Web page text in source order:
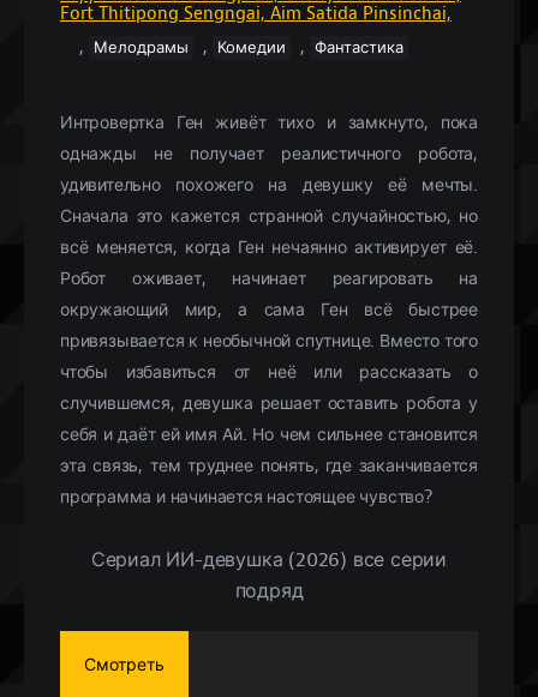
Fort Thitipong Sengngai, Aim Satida Pinsinchai,
, Мелодрамы , Комедии , Фантастика
Интровертка Ген живёт тихо и замкнуто, пока
однажды не получает реалистичного робота,
удивительно похожего на девушку её мечты.
Сначала это кажется странной случайностью, но
всё меняется, когда Ген нечаянно активирует её.
Робот оживает, начинает реагировать на
окружающий мир, а сама Ген всё быстрее
привязывается к необычной спутнице. Вместо того
чтобы избавиться от неё или рассказать о
случившемся, девушка решает оставить робота у
себя и даёт ей имя Ай. Но чем сильнее становится
эта связь, тем труднее понять, где заканчивается
программа и начинается настоящее чувство?
Сериал ИИ-девушка (2026) все серии
подряд
Смотреть